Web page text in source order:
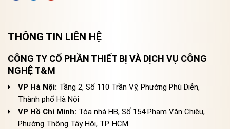
THÔNG TIN LIÊN HỆ
CÔNG TY CỔ PHẦN THIẾT BỊ VÀ DỊCH VỤ CÔNG
NGHỆ T&M
VP Hà Nội: Tầng 2, Số 110 Trần Vỹ, Phường Phú Diễn,
Thành phố Hà Nội
VP Hồ Chí Minh: Tòa nhà HB, Số 154 Phạm Văn Chiêu,
Phường Thông Tây Hội, TP. HCM